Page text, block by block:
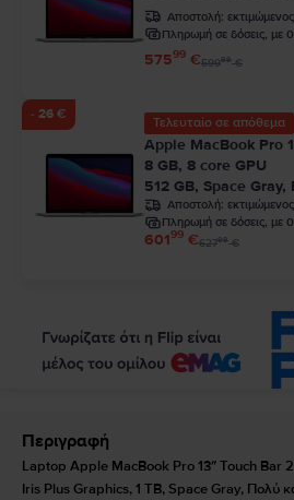
Αποστολή:
Πληρωμή σε δόσεις, με
57599 €59999€
- 26 €
Τελευταίο σε απόθεμα
Apple MacBook Pro
8 GB, 8 core GPU
512 GB, Space Gray,
Αποστολή:
Πληρωμή σε δόσεις, με
60199 €62799€
Περιγραφή
Laptop Apple MacBook Pro 13″ Touch Bar
Iris Plus Graphics, 1 TB, Space Gray, Πολύ